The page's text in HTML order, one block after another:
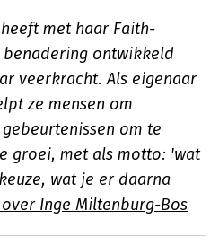
met haar Faith-
ontwikkeld
veerkracht. Als eigenaar
ze mensen om
om te
groei, met als motto: 'wat
wat je er daarna
Inge Miltenburg-Bos